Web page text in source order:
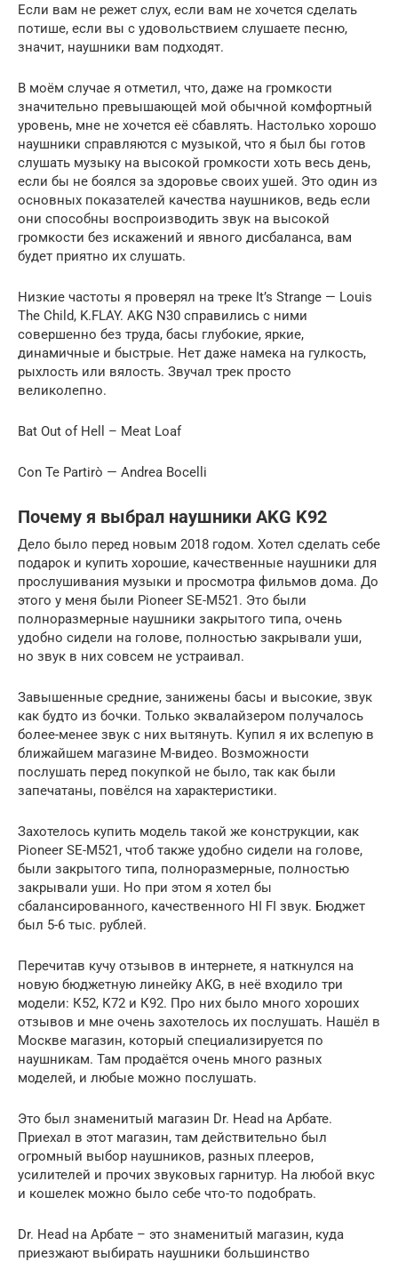
Если вам не режет слух, если вам не хочется сделать
потише, если вы с удовольствием слушаете песню,
значит, наушники вам подходят.
В моём случае я отметил, что, даже на громкости
значительно превышающей мой обычной комфортный
уровень, мне не хочется её сбавлять. Настолько хорошо
наушники справляются с музыкой, что я был бы готов
слушать музыку на высокой громкости хоть весь день,
если бы не боялся за здоровье своих ушей. Это один из
основных показателей качества наушников, ведь если
они способны воспроизводить звук на высокой
громкости без искажений и явного дисбаланса, вам
будет приятно их слушать.
Низкие частоты я проверял на треке It’s Strange — Louis
The Child, K.FLAY. AKG N30 справились с ними
совершенно без труда, басы глубокие, яркие,
динамичные и быстрые. Нет даже намека на гулкость,
рыхлость или вялость. Звучал трек просто
великолепно.
Bat Out of Hell – Meat Loaf
Con Te Partirò — Andrea Bocelli
Почему я выбрал наушники AKG K92
Дело было перед новым 2018 годом. Хотел сделать себе
подарок и купить хорошие, качественные наушники для
прослушивания музыки и просмотра фильмов дома. До
этого у меня были Pioneer SE-M521. Это были
полноразмерные наушники закрытого типа, очень
удобно сидели на голове, полностью закрывали уши,
но звук в них совсем не устраивал.
Завышенные средние, занижены басы и высокие, звук
как будто из бочки. Только эквалайзером получалось
более-менее звук с них вытянуть. Купил я их вслепую в
ближайшем магазине М-видео. Возможности
послушать перед покупкой не было, так как были
запечатаны, повёлся на характеристики.
Захотелось купить модель такой же конструкции, как
Pioneer SE-M521, чтоб также удобно сидели на голове,
были закрытого типа, полноразмерные, полностью
закрывали уши. Но при этом я хотел бы
сбалансированного, качественного HI FI звук. Бюджет
был 5-6 тыс. рублей.
Перечитав кучу отзывов в интернете, я наткнулся на
новую бюджетную линейку AKG, в неё входило три
модели: К52, К72 и К92. Про них было много хороших
отзывов и мне очень захотелось их послушать. Нашёл в
Москве магазин, который специализируется по
наушникам. Там продаётся очень много разных
моделей, и любые можно послушать.
Это был знаменитый магазин Dr. Head на Арбате.
Приехал в этот магазин, там действительно был
огромный выбор наушников, разных плееров,
усилителей и прочих звуковых гарнитур. На любой вкус
и кошелек можно было себе что-то подобрать.
Dr. Head на Арбате – это знаменитый магазин, куда
приезжают выбирать наушники большинство